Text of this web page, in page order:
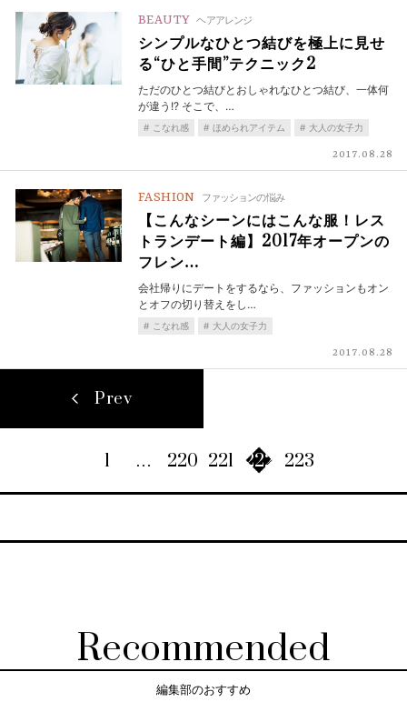
BEAUTY ヘアアレンジ
シンプルなひとつ結びを極上に見せ
る“ひと手間”テクニック2
ただのひとつ結びとおしゃれなひとつ結び、一体何
が違う!? そこで、…
こなれ感 ほめられアイテム 大人の女子力
2017.08.28
FASHION ファッションの悩み
【こんなシーンにはこんな服！レス
トランデート編】2017年オープンの
フレン…
会社帰りにデートをするなら、ファッションもオン
とオフの切り替えをし…
こなれ感 大人の女子力
2017.08.28
Prev
1 … 220 221 222 223
Recommended
編集部のおすすめ